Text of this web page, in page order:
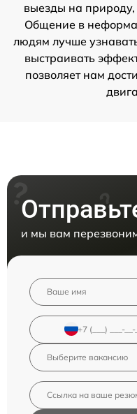
выезды на природу,
Общение в
людям лучше
выстраивать
позволяет нам
и мы вам